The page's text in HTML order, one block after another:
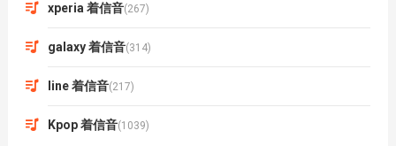
xperia 着信音(267)
galaxy 着信音(314)
line 着信音(217)
Kpop 着信音(1039)